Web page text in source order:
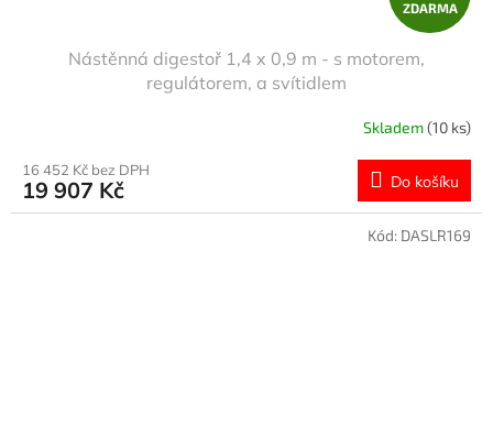
D
R
M
A
ZDARMA
Nástěnná digestoř 1,4 x 0,9 m - s motorem,
regulátorem, a svítidlem
Skladem(10 ks)
16 452 Kč bez DPH
19 907 Kč Do košíku
Kód: DASLR169